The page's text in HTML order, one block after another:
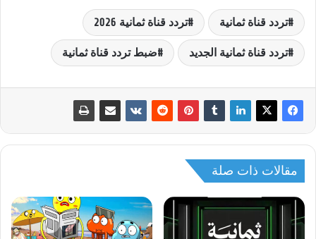
تردد قناة ثمانية تردد قناة ثمانية 2026
تردد قناة ثمانية الجديد ضبط تردد قناة ثمانية
مقالات ذات صلة